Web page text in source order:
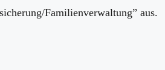
Familienverwaltung” aus.